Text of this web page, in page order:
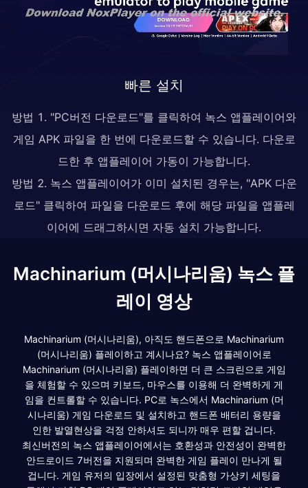
빠른 설치
방법 1. "PC버전 다운로드"를 클릭하여 녹스 앱플레이어와
게임 APK 파일을 한 번에 다운로드할 수 있습니다. 다운로
드한 후 앱플레이어 가동이 가능합니다.
방법 2. 녹스 앱플레이어가 이미 설치된 경우는, "APK 다운
로드" 클릭하여 파일을 다운로드 후에 해당 파일을 앱플레
이어에 드래그하시면 자동 설치 가능합니다.
Machinarium (머시나리움) 녹스 플
레이 영상
Machinarium (머시나리움), 아직도 핸드폰으로 Machinarium
(머시나리움) 플레이하고 계시나요? 녹스 앱플레이어로
Machinarium (머시나리움) 플레이하면 더 큰 스크린으로 게임
을 체험할 수 있으며 키보드, 마우스를 이용해 더 완벽하게 게
임을 컨트롤할 수 있습니다. PC로 녹스에서 Machinarium (머
시나리움) 게임 다운로드 및 설치하고 핸드폰 배터리 용량을
인한 발열현상을 걱정 안하셔도 되니까 매우 편할 겁니다.
최신버전의 녹스 앱플레이어에서는 호환성과 안전성이 완벽한
안드로이드 7버전을 지원되며 완벽한 게임 플레이 만나게 될
겁니다. 게임 유저의 입장에서 설정된 맞춤형 가상키 세팅을